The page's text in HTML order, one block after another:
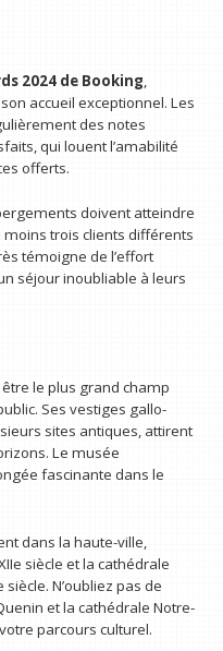
2024 de Booking
accueil exceptionnel. Les
des notes
qui louent l’amabilité
offerts.
doivent atteindre
moins trois clients différents
témoigne de l’effort
séjour inoubliable à leurs
le plus grand champ
Ses vestiges gallo-
sites antiques, attirent
Le musée
fascinante dans le
dans la haute-ville,
siècle et la cathédrale
N’oubliez pas de
et la cathédrale Notre-
parcours culturel.